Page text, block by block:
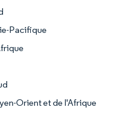
Pacifique
Orient et de l'Afrique